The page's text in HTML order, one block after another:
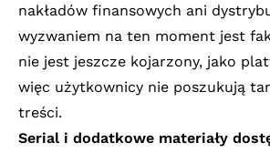
nakładów finansowych ani
wyzwaniem na ten moment jest
nie jest jeszcze kojarzony, jako
więc użytkownicy nie poszukują
treści.
Serial i dodatkowe materiały